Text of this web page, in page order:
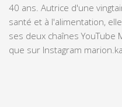
40 ans. Autrice d'une
santé et à l'alimentation,
ses deux chaînes YouTube
que sur lnstagram